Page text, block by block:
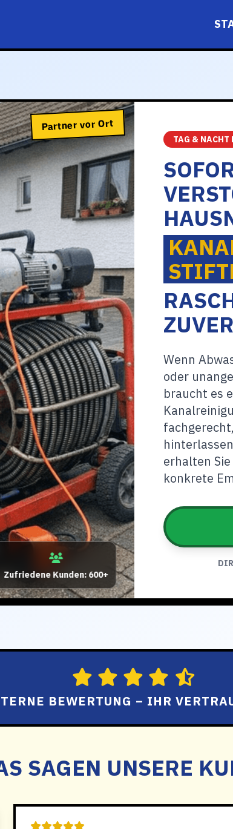
Partner vor Ort
Zufriedene Kunden: 600+
TAG & NACHT
Wenn
oder
braucht es
erhalten
konkrete
BEWERTUNG – IHR
SAGEN UNSERE